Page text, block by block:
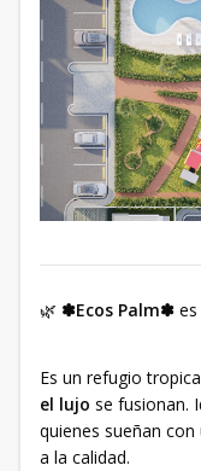
🌿 ✽Ecos Palm✽
Es un refugio
el lujo se fusionan.
quienes sueñan
a la calidad.